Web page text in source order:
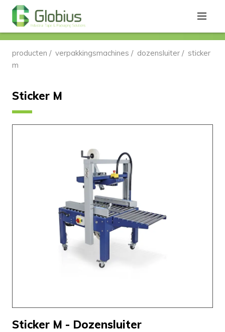
producten / verpakkingsmachines / dozensluiter / sticker
m
Sticker M
Sticker M - Dozensluiter